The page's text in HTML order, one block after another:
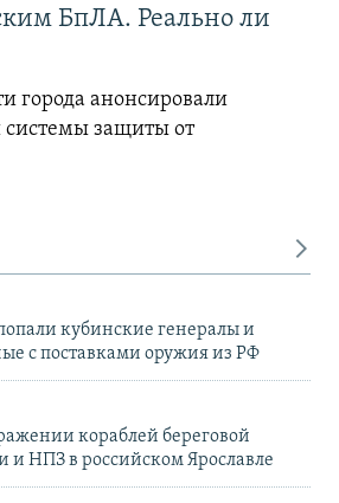
БпЛА. Реально ли
города анонсировали
системы защиты от
кубинские генералы и
с поставками оружия из РФ
кораблей береговой
и НПЗ в российском Ярославле